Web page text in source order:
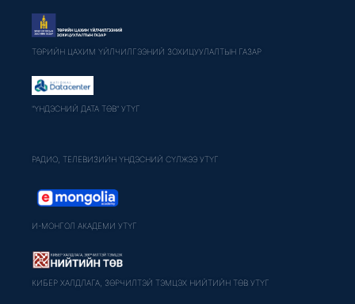
ТӨРИЙН ЦАХИМ ҮЙЛЧИЛГЭЭНИЙ ЗОХИЦУУЛАЛТЫН ГАЗАР
"ҮНДЭСНИЙ ДАТА ТӨВ" УТҮГ
РАДИО, ТЕЛЕВИЗИЙН ҮНДЭСНИЙ СҮЛЖЭЭ УТҮГ
И-МОНГОЛ АКАДЕМИ УТҮГ
КИБЕР ХАЛДЛАГА, ЗӨРЧИЛТЭЙ ТЭМЦЭХ НИЙТИЙН ТӨВ УТҮГ